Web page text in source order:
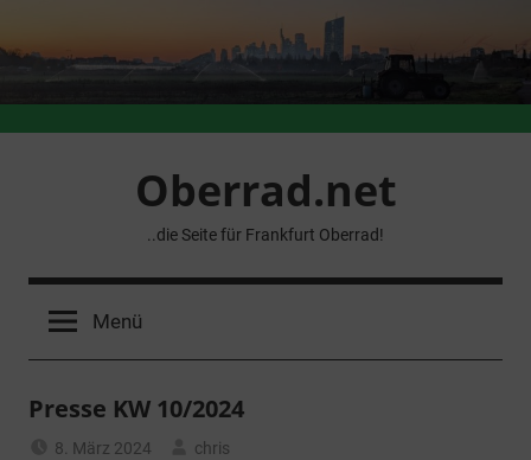
Inhalt
springen
Oberrad.net
..die Seite für Frankfurt Oberrad!
Menü
Presse KW 10/2024
8. März 2024
chris